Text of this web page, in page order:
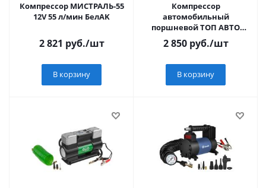
Компрессор МИСТРАЛЬ-55
12V 55 л/мин БелАK
2 821 руб./шт
В корзину
Компрессор
автомобильный
поршневой ТОП АВТО
КА-3503Ф, ФОНАРЬ
светодиодный (35л/мин,
2 850руб./шт
В корзину